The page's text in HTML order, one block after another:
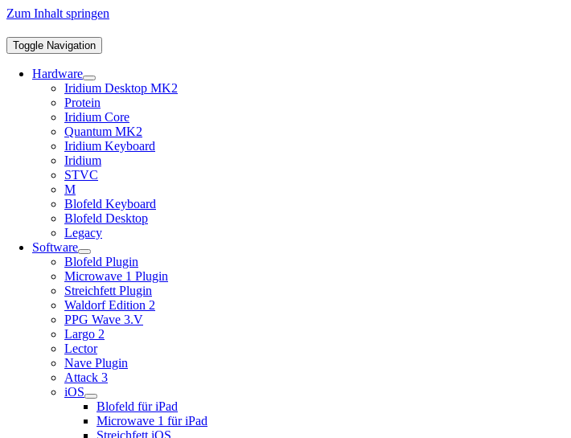
Zum Inhalt springen
Toggle Navigation
Hardware
Iridium Desktop MK2
Protein
Iridium Core
Quantum MK2
Iridium Keyboard
Iridium
STVC
M
Blofeld Keyboard
Blofeld Desktop
Legacy
Software
Blofeld Plugin
Microwave 1 Plugin
Streichfett Plugin
Waldorf Edition 2
PPG Wave 3.V
Largo 2
Lector
Nave Plugin
Attack 3
iOS
Blofeld für iPad
Microwave 1 für iPad
Streichfett iOS